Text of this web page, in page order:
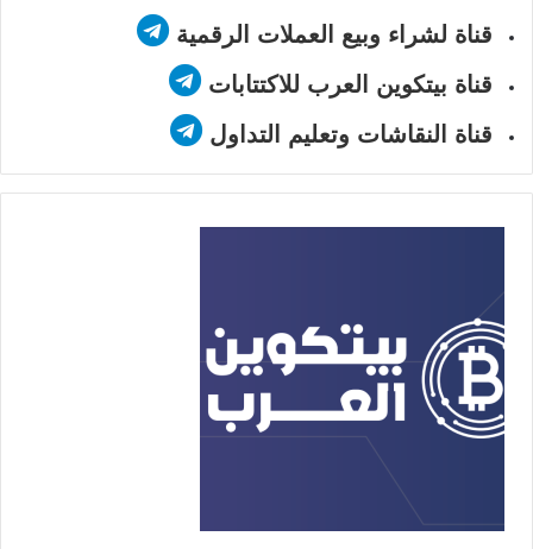
قناة لشراء وبيع العملات الرقمية
قناة بيتكوين العرب للاكتتابات
قناة النقاشات وتعليم التداول